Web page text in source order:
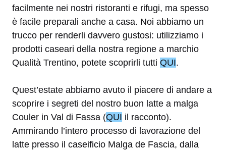
facilmente nei nostri ristoranti e rifugi, ma spesso
è facile preparali anche a casa. Noi abbiamo un
trucco per renderli davvero gustosi: utilizziamo i
prodotti caseari della nostra regione a marchio
Qualità Trentino, potete scoprirli tutti QUI.
Quest’estate abbiamo avuto il piacere di andare a
scoprire i segreti del nostro buon latte a malga
Couler in Val di Fassa (QUI il racconto).
Ammirando l’intero processo di lavorazione del
latte presso il caseificio Malga de Fascia, dalla